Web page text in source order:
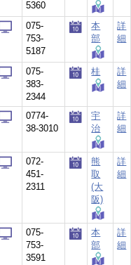
5360
075-
753-
5187
本
部
詳
細
075-
383-
2344
桂
詳
細
0774-
38-3010
宇
治
詳
細
072-
451-
2311
熊
取
(大
阪)
詳
細
075-
753-
3591
本
部
詳
細